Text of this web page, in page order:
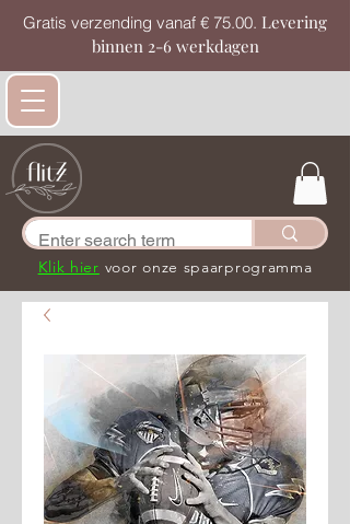
Gratis verzending vanaf € 75.00. Levering
binnen 2-6 werkdagen
Klik hier voor onze spaarprogramma